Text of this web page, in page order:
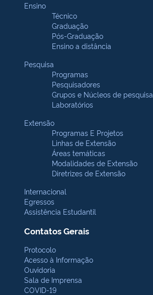
Ensino
Técnico
Graduação
Pós-Graduação
Ensino a distância
Pesquisa
Programas
Pesquisadores
Grupos e Núcleos de pesquisa
Laboratórios
Extensão
Programas E Projetos
Linhas de Extensão
Áreas temáticas
Modalidades de Extensão
Diretrizes de Extensão
Internacional
Egressos
Assistência Estudantil
Contatos Gerais
Protocolo
Acesso à Informação
Ouvidoria
Sala de Imprensa
COVID-19